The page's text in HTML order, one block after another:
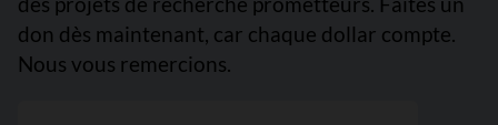
don dès maintenant, car chaque dollar compte.
Nous vous remercions.